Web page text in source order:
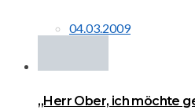
04.03.2009
„Herr Ober, ich möchte